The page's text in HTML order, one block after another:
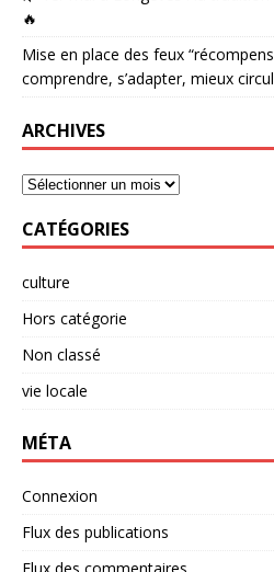
🔥
Mise en place des feux
comprendre, s’adapter, mieux
ARCHIVES
CATÉGORIES
culture
Hors catégorie
Non classé
vie locale
MÉTA
Connexion
Flux des publications